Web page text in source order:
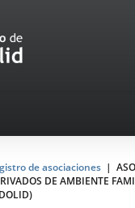
de asociaciones
DE AMBIENTE